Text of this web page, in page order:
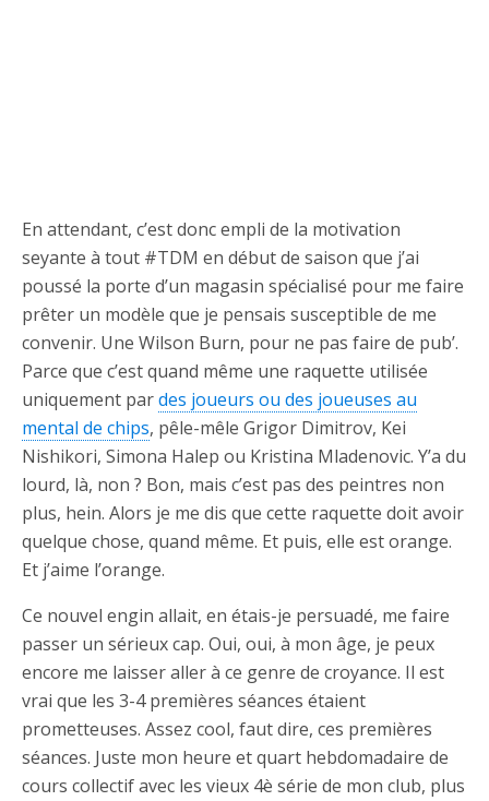
En attendant, c’est donc empli de la motivation
seyante à tout #TDM en début de saison que j’ai
poussé la porte d’un magasin spécialisé pour me faire
prêter un modèle que je pensais susceptible de me
convenir. Une Wilson Burn, pour ne pas faire de pub’.
Parce que c’est quand même une raquette utilisée
uniquement pardes joueurs ou des joueuses au
mental de chips, pêle-mêle Grigor Dimitrov, Kei
Nishikori, Simona Halep ou Kristina Mladenovic. Y’a du
lourd, là, non ? Bon, mais c’est pas des peintres non
plus, hein. Alors je me dis que cette raquette doit avoir
quelque chose, quand même. Et puis, elle est orange.
Et j’aime l’orange.
Ce nouvel engin allait, en étais-je persuadé, me faire
passer un sérieux cap. Oui, oui, à mon âge, je peux
encore me laisser aller à ce genre de croyance. Il est
vrai que les 3-4 premières séances étaient
prometteuses. Assez cool, faut dire, ces premières
séances. Juste mon heure et quart hebdomadaire de
cours collectif avec les vieux 4è série de mon club, plus